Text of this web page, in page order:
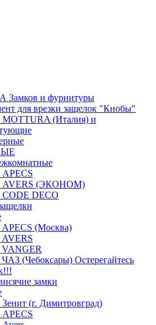
и фурнитуры
для врезки защелок "Кнобы"
MOTTURA (Италия) и
AVERS (ЭКОНОМ)
CODE DECO
APECS (Москва)
VANGER
(Чебоксары) Остерегайтесь
замки
(г. Димитровград)